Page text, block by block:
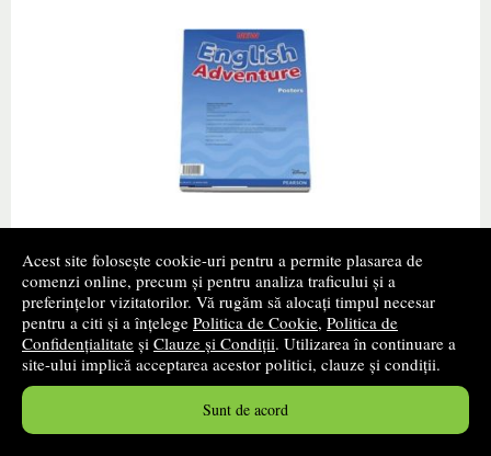
Acest site folosește cookie-uri pentru a permite plasarea de
comenzi online, precum și pentru analiza traficului și a
preferințelor vizitatorilor. Vă rugăm să alocați timpul necesar
pentru a citi și a înțelege Politica de Cookie, Politica de
Confidențialitate și Clauze și Condiții. Utilizarea în continuare a
site-ului implică acceptarea acestor politici, clauze și condiții.
Sunt de acord
Starter A Posters
Autor(i): Mariana Lungu
Editura:LONGMAN- 2015
promoție
Cartea autorului Mariana Lungu „New English Adventure
PL Starter/GL Starter A Posters" de la editura